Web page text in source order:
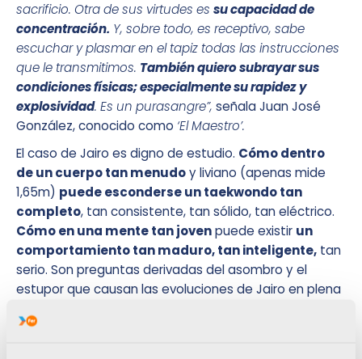
sacrificio. Otra de sus virtudes es su capacidad de
concentración. Y, sobre todo, es receptivo, sabe
escuchar y plasmar en el tapiz todas las instrucciones
que le transmitimos. También quiero subrayar sus
condiciones físicas; especialmente su rapidez y
explosividad. Es un purasangre”, señala Juan José
González, conocido como ‘El Maestro’.
El caso de Jairo es digno de estudio. Cómo dentro
de un cuerpo tan menudoy liviano (apenas mide
1,65m) puede esconderse un taekwondo tan
completo, tan consistente, tan sólido, tan eléctrico.
Cómo en una mente tan jovenpuede existir un
comportamiento tan maduro, tan inteligente, tan
serio. Son preguntas derivadas del asombro y el
estupor que causan las evoluciones de Jairo en plena
halle en la pasión que el deportista FER siente por